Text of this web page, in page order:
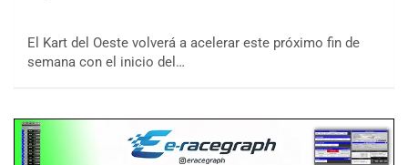
El Kart del Oeste volverá a acelerar este próximo fin de
semana con el inicio del…